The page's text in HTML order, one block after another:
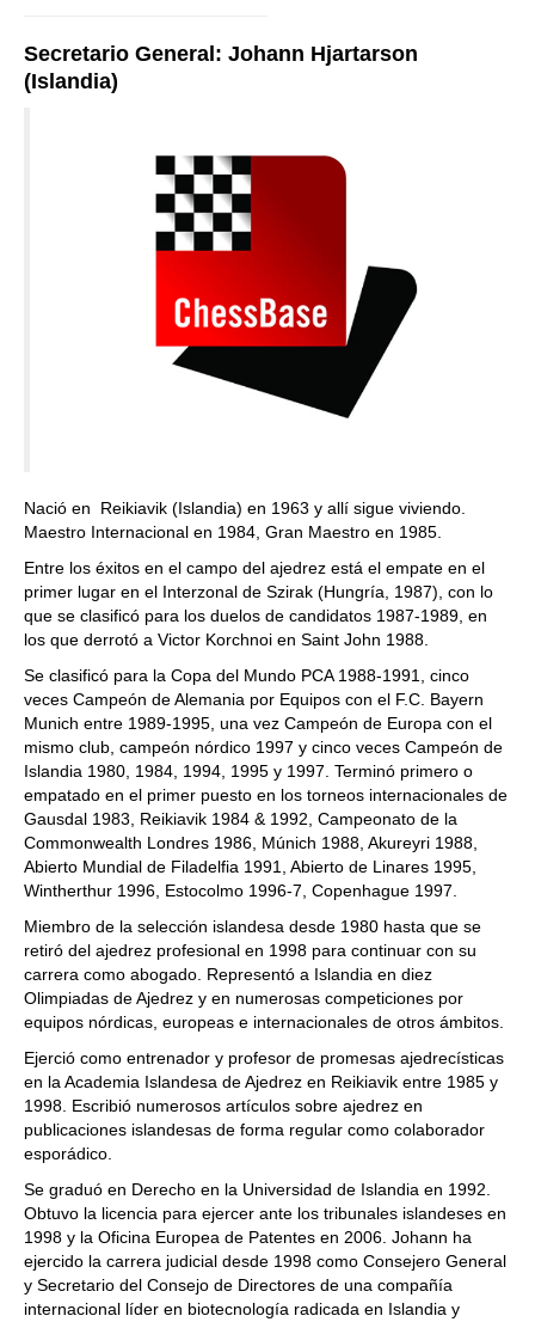
Secretario General: Johann Hjartarson
(Islandia)
Nació en Reikiavik (Islandia) en 1963 y allí sigue viviendo.
Maestro Internacional en 1984, Gran Maestro en 1985.
Entre los éxitos en el campo del ajedrez está el empate en el
primer lugar en el Interzonal de Szirak (Hungría, 1987), con lo
que se clasificó para los duelos de candidatos 1987-1989, en
los que derrotó a Victor Korchnoi en Saint John 1988.
Se clasificó para la Copa del Mundo PCA 1988-1991, cinco
veces Campeón de Alemania por Equipos con el F.C. Bayern
Munich entre 1989-1995, una vez Campeón de Europa con el
mismo club, campeón nórdico 1997 y cinco veces Campeón de
Islandia 1980, 1984, 1994, 1995 y 1997. Terminó primero o
empatado en el primer puesto en los torneos internacionales de
Gausdal 1983, Reikiavik 1984 & 1992, Campeonato de la
Commonwealth Londres 1986, Múnich 1988, Akureyri 1988,
Abierto Mundial de Filadelfia 1991, Abierto de Linares 1995,
Wintherthur 1996, Estocolmo 1996-7, Copenhague 1997.
Miembro de la selección islandesa desde 1980 hasta que se
retiró del ajedrez profesional en 1998 para continuar con su
carrera como abogado. Representó a Islandia en diez
Olimpiadas de Ajedrez y en numerosas competiciones por
equipos nórdicas, europeas e internacionales de otros ámbitos.
Ejerció como entrenador y profesor de promesas ajedrecísticas
en la Academia Islandesa de Ajedrez en Reikiavik entre 1985 y
1998. Escribió numerosos artículos sobre ajedrez en
publicaciones islandesas de forma regular como colaborador
esporádico.
Se graduó en Derecho en la Universidad de Islandia en 1992.
Obtuvo la licencia para ejercer ante los tribunales islandeses en
1998 y la Oficina Europea de Patentes en 2006. Johann ha
ejercido la carrera judicial desde 1998 como Consejero General
y Secretario del Consejo de Directores de una compañía
internacional líder en biotecnología radicada en Islandia y